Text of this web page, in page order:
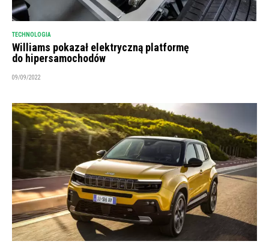
TECHNOLOGIA
Williams pokazał elektryczną platformę
do hipersamochodów
09/09/2022